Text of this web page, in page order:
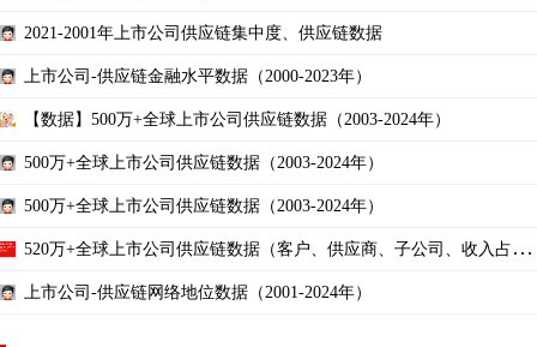
2021-2001年上市公司供应链集中度、供应链数据
上市公司-供应链金融水平数据（2000-2023年）
【数据】500万+全球上市公司供应链数据（2003-2024年）
500万+全球上市公司供应链数据（2003-2024年）
500万+全球上市公司供应链数据（2003-2024年）
520万+全球上市公司供应链数据（客户、供应商、子公司、收入占比
上市公司-供应链网络地位数据（2001-2024年）